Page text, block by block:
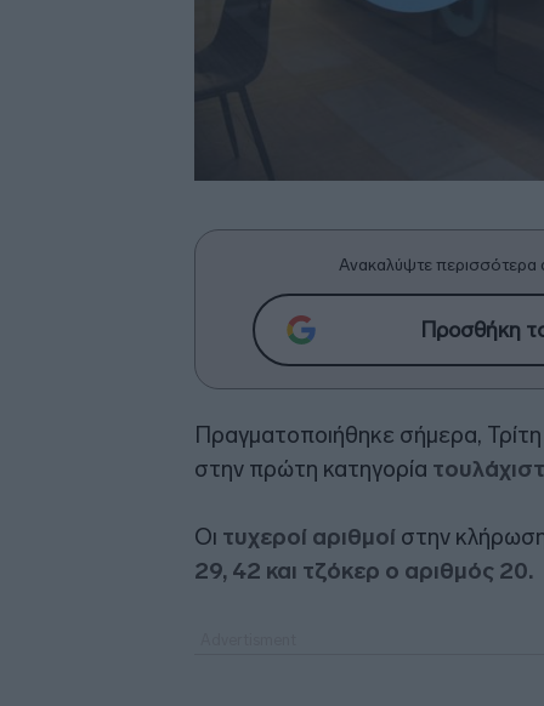
Ανακαλύψτε περισσότερα
Προσθήκη
Πραγματοποιήθηκε σήμερα,
στην πρώτη κατηγορία
Οι τυχεροί αριθμοί στην
29, 42 και τζόκερ ο αριθμός 20.